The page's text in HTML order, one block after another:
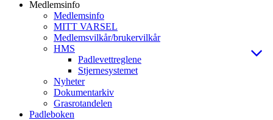
Medlemsinfo
Medlemsinfo
MITT VARSEL
Medlemsvilkår/brukervilkår
HMS
Padlevettreglene
Stjernesystemet
Nyheter
Dokumentarkiv
Grasrotandelen
Padleboken